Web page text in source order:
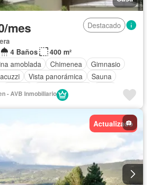
mes
Destacado
4 Baños
400 m²
amoblada Chimenea
Gimnasio
Vista panorámica
Sauna
Cancha de tenis
- AVB Inmobiliario
Actualizado